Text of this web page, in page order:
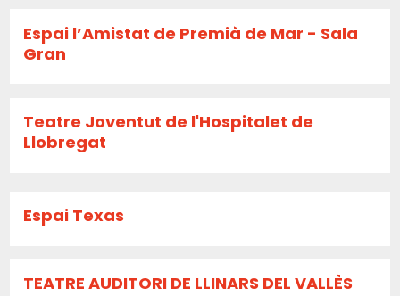
Espai l’Amistat de Premià de Mar - Sala
Gran
Teatre Joventut de l'Hospitalet de
Llobregat
Espai Texas
TEATRE AUDITORI DE LLINARS DEL VALLÈS